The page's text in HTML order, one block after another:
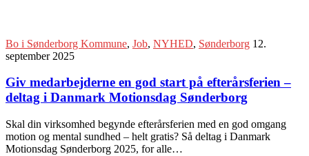
Bo i Sønderborg Kommune, Job, NYHED, Sønderborg 12.
september 2025
Giv medarbejderne en god start på efterårsferien –
deltag i Danmark Motionsdag Sønderborg
Skal din virksomhed begynde efterårsferien med en god omgang
motion og mental sundhed – helt gratis? Så deltag i Danmark
Motionsdag Sønderborg 2025, for alle…